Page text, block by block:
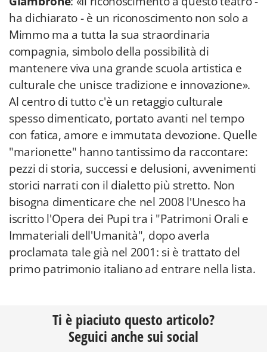
ha dichiarato - è un riconoscimento non solo a
Mimmo ma a tutta la sua straordinaria
compagnia, simbolo della possibilità di
mantenere viva una grande scuola artistica e
culturale che unisce tradizione e innovazione».
Al centro di tutto c'è un retaggio culturale
spesso dimenticato, portato avanti nel tempo
con fatica, amore e immutata devozione. Quelle
"marionette" hanno tantissimo da raccontare:
pezzi di storia, successi e delusioni, avvenimenti
storici narrati con il dialetto più stretto. Non
bisogna dimenticare che nel 2008 l'Unesco ha
iscritto l'Opera dei Pupi tra i "Patrimoni Orali e
Immateriali dell'Umanità", dopo averla
proclamata tale già nel 2001: si è trattato del
primo patrimonio italiano ad entrare nella lista.
Ti è piaciuto questo articolo?
Seguici anche sui social